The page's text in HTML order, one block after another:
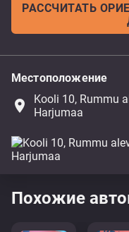
РАССЧИТАТЬ
Местоположение
place
Kooli 10, Rummu
Harjumaa
Похожие